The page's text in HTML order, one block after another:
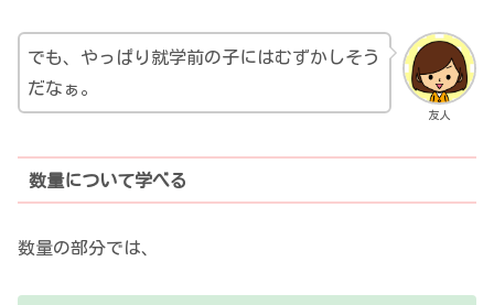
友人
でも、やっぱり就学前の子にはむずかしそう
だなぁ。
数量について学べる
数量の部分では、